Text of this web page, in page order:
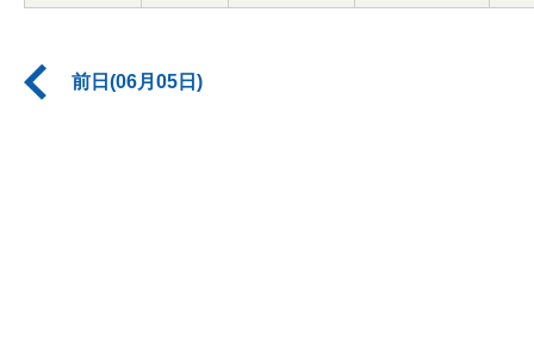
前日(06月05日)